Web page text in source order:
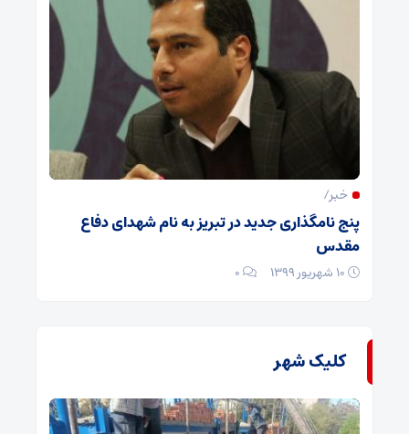
خبر/
پنج نامگذاری جدید در تبریز به نام شهدای دفاع
مقدس
۰
کلیک شهر